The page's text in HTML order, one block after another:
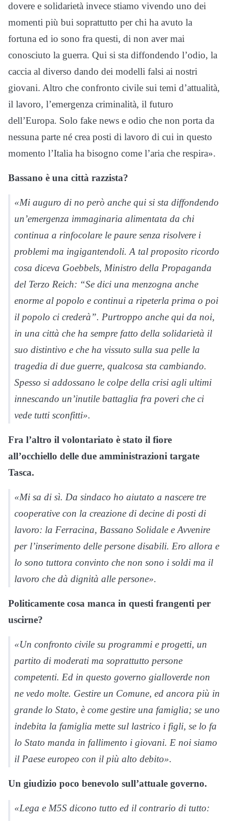
dovere e solidarietà invece stiamo vivendo uno dei
momenti più bui soprattutto per chi ha avuto la
fortuna ed io sono fra questi, di non aver mai
conosciuto la guerra. Qui si sta diffondendo l’odio, la
caccia al diverso dando dei modelli falsi ai nostri
giovani. Altro che confronto civile sui temi d’attualità,
il lavoro, l’emergenza criminalità, il futuro
dell’Europa. Solo fake news e odio che non porta da
nessuna parte né crea posti di lavoro di cui in questo
momento l’Italia ha bisogno come l’aria che respira».
Bassano è una città razzista?
«Mi auguro di no però anche qui si sta diffondendo
un’emergenza immaginaria alimentata da chi
continua a rinfocolare le paure senza risolvere i
problemi ma ingigantendoli. A tal proposito ricordo
cosa diceva Goebbels, Ministro della Propaganda
del Terzo Reich: “Se dici una menzogna anche
enorme al popolo e continui a ripeterla prima o poi
il popolo ci crederà”. Purtroppo anche qui da noi,
in una città che ha sempre fatto della solidarietà il
suo distintivo e che ha vissuto sulla sua pelle la
tragedia di due guerre, qualcosa sta cambiando.
Spesso si addossano le colpe della crisi agli ultimi
innescando un’inutile battaglia fra poveri che ci
vede tutti sconfitti».
Fra l’altro il volontariato è stato il fiore
all’occhiello delle due amministrazioni targate
Tasca.
«Mi sa di sì. Da sindaco ho aiutato a nascere tre
cooperative con la creazione di decine di posti di
lavoro: la Ferracina, Bassano Solidale e Avvenire
per l’inserimento delle persone disabili. Ero allora e
lo sono tuttora convinto che non sono i soldi ma il
lavoro che dà dignità alle persone».
Politicamente cosa manca in questi frangenti per
uscirne?
«Un confronto civile su programmi e progetti, un
partito di moderati ma soprattutto persone
competenti. Ed in questo governo gialloverde non
ne vedo molte. Gestire un Comune, ed ancora più in
grande lo Stato, è come gestire una famiglia; se uno
indebita la famiglia mette sul lastrico i figli, se lo fa
lo Stato manda in fallimento i giovani. E noi siamo
il Paese europeo con il più alto debito».
Un giudizio poco benevolo sull’attuale governo.
«Lega e M5S dicono tutto ed il contrario di tutto: